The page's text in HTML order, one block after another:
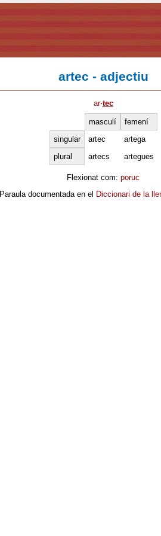
artec - adjectiu
ar·tec
masculí
femení
singular
artec
artega
plural
artecs artegues
Flexionat com: poruc
Paraula documentada en el Diccionari de la